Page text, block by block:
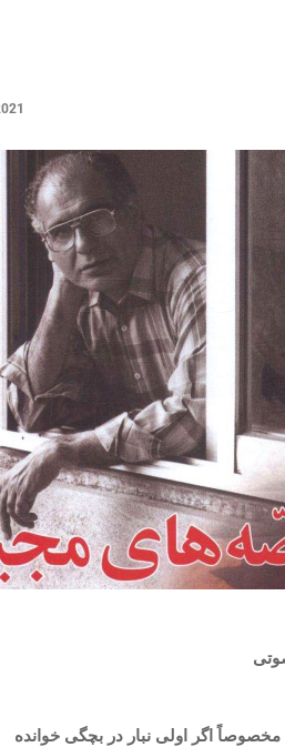
اگر اولی نبار در بچگی خوانده